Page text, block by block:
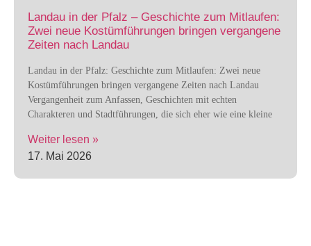
Landau in der Pfalz – Geschichte zum Mitlaufen:
Zwei neue Kostümführungen bringen vergangene
Zeiten nach Landau
Landau in der Pfalz: Geschichte zum Mitlaufen: Zwei neue
Kostümführungen bringen vergangene Zeiten nach Landau
Vergangenheit zum Anfassen, Geschichten mit echten
Charakteren und Stadtführungen, die sich eher wie eine kleine
Weiter lesen »
17. Mai 2026